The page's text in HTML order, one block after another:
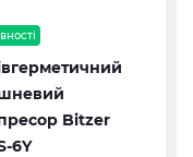
Bitzer
6Y